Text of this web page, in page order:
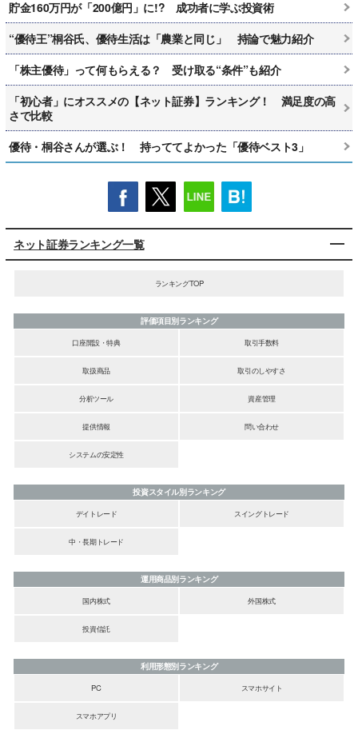
貯金160万円が「200億円」に!? 成功者に学ぶ投資術
“優待王”桐谷氏、優待生活は「農業と同じ」 持論で魅力紹介
「株主優待」って何もらえる？ 受け取る“条件”も紹介
「初心者」にオススメの【ネット証券】ランキング！ 満足度の高
さで比較
優待・桐谷さんが選ぶ！ 持っててよかった「優待ベスト3」
ネット証券ランキング一覧
ランキングTOP
評価項目別ランキング
口座開設・特典
取引手数料
取扱商品 取引のしやすさ
分析ツール 資産管理
提供情報 問い合わせ
システムの安定性
投資スタイル別ランキング
デイトレード
スイングトレード
中・長期トレード
運用商品別ランキング
国内株式
外国株式
投資信託
利用形態別ランキング
PC
スマホサイト
スマホアプリ